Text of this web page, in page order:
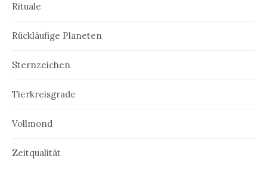
Rituale
Rückläufige Planeten
Sternzeichen
Tierkreisgrade
Vollmond
Zeitqualität